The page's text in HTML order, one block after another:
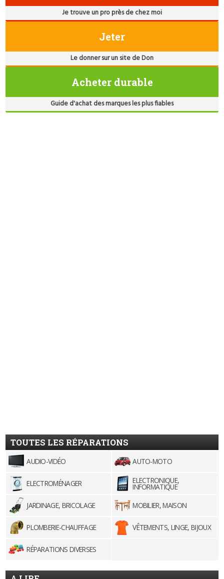
Je trouve un pro près de chez moi
Jeter
Le donner sur un site de Don
Acheter durable
Guide d'achat des marques les plus fiables
TOUTES LES RÉPARATIONS
AUDIO-VIDÉO AUTO-MOTO
ELECTROMÉNAGER ELECTRONIQUE,
INFORMATIQUE
JARDINAGE, BRICOLAGE
MOBILIER, MAISON
PLOMBERIE-CHAUFFAGE VÊTEMENTS, LINGE, BIJOUX
RÉPARATIONS DIVERSES